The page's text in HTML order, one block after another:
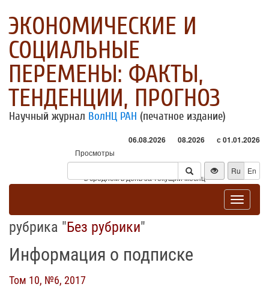
ЭКОНОМИЧЕСКИЕ И
СОЦИАЛЬНЫЕ
ПЕРЕМЕНЫ: ФАКТЫ,
ТЕНДЕНЦИИ, ПРОГНОЗ
Научный журнал ВолНЦ РАН (печатное издание)
06.08.2026 08.2026 с 01.01.2026
Просмотры
Посетители
* - в среднем в день за текущий месяц
Ru En
Toggle
рубрика "Без рубрики"
Информация о подписке
Том 10, №6, 2017